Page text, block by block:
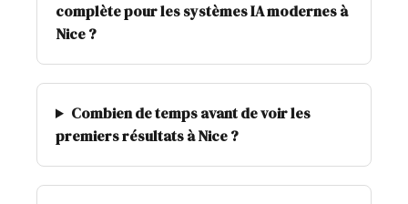
complète pour les systèmes IA modernes à
Nice ?
Combien de temps avant de voir les
premiers résultats à Nice ?